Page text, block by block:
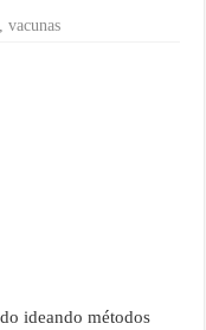
,vacunas
ideando métodos